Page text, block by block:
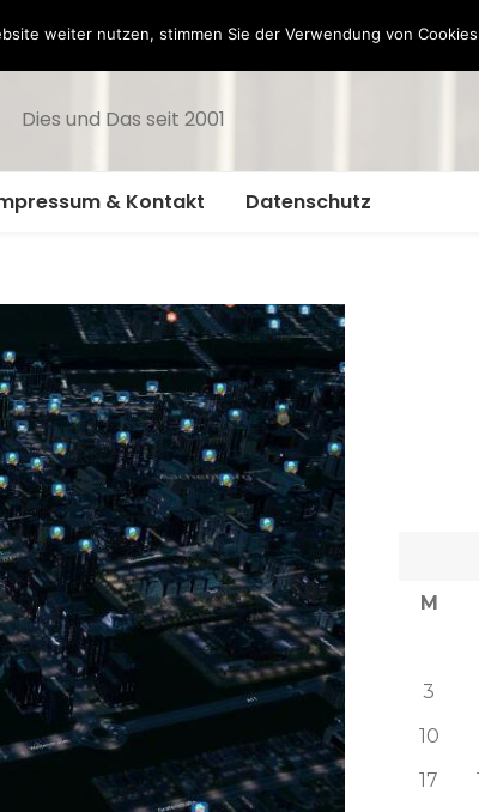
Dies und Das seit 2001
& Kontakt Datenschutz
M
3
10
17
weiter nutzen, stimmen Sie der Verwendung von